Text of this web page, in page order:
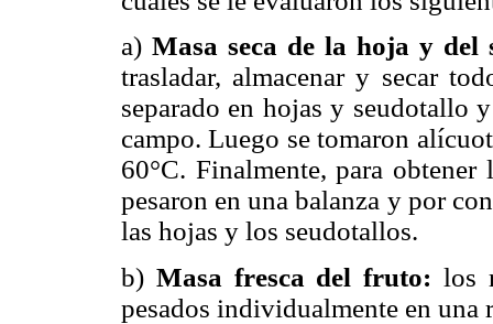
a) Masa seca de la hoja y del
trasladar, almacenar y secar
separado en hojas y seudotallo
campo. Luego se tomaron
60°C. Finalmente, para obtener
pesaron en una balanza y por
las hojas y los seudotallos.
b) Masa fresca del fruto: los
pesados individualmente en una